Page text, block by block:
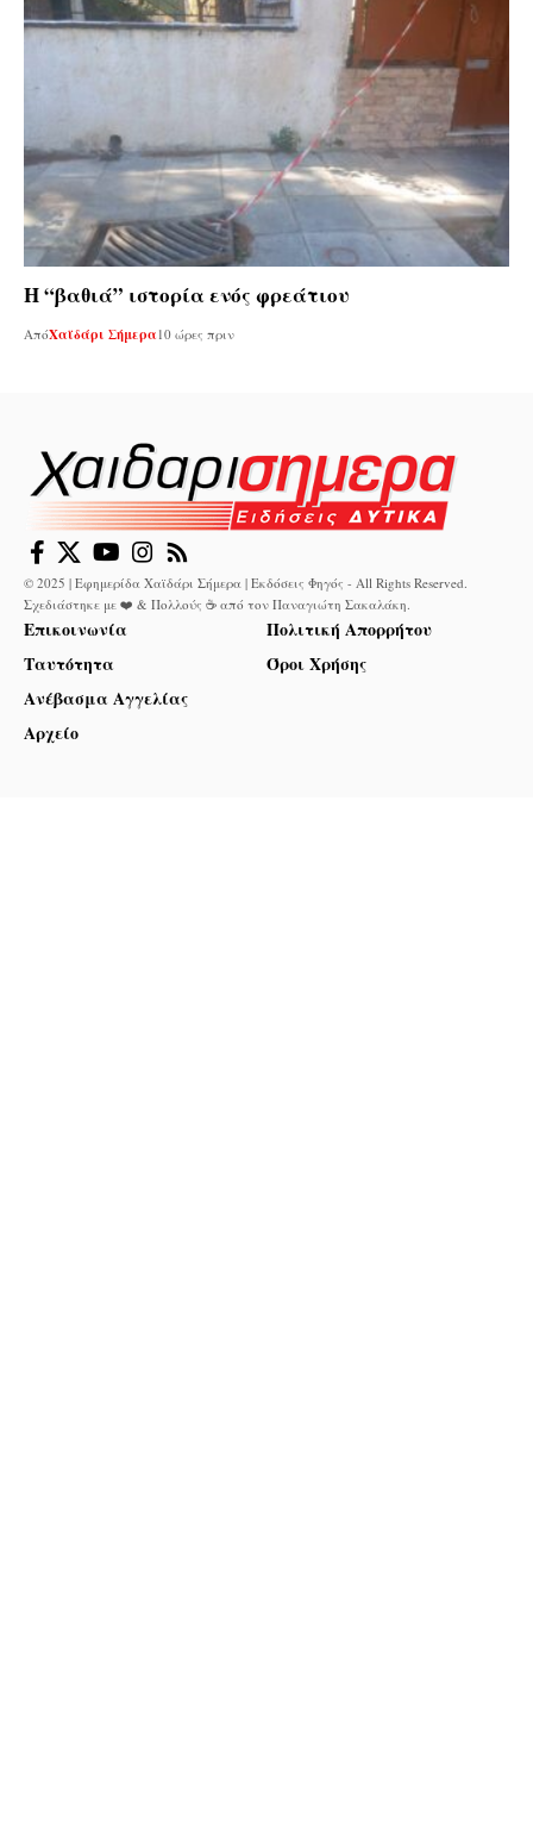
Η “βαθιά” ιστορία ενός φρεάτιου
ΑπόΧαϊδάρι Σήμερα10 ώρες πριν
© 2025 | Εφημερίδα Χαϊδάρι Σήμερα | Εκδόσεις Φηγός - All Rights Reserved.
Σχεδιάστηκε με ❤️ & Πολλούς ☕ από τον Παναγιώτη Σακαλάκη
Επικοινωνία
Ταυτότητα
Ανέβασμα Αγγελίας
Αρχείο
Πολιτική Απορρήτου
Όροι Χρήσης